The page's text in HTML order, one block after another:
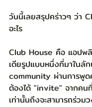
วันนี้เลยสรุปคร่าวๆ ว่า
อะไร
Club House คือ แอปพลิ
เดียรูปแบบหนึ่งที่มาในลั
community ผ่านการพู
ต้องได้ "invite" จากคน
เท่านั้นถึงจะสามารถร่วม